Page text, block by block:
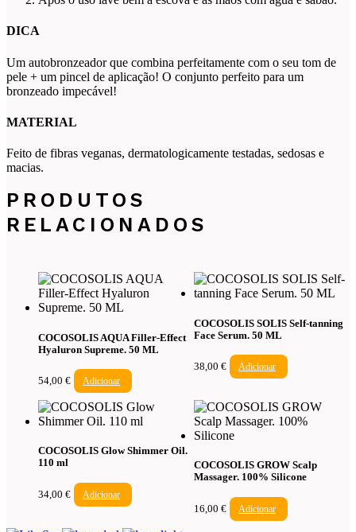
DICA
Um autobronzeador que combina perfeitamente com o seu tom de
pele + um pincel de aplicação! O conjunto perfeito para um
bronzeado impecável!
MATERIAL
Feito de fibras veganas, dermatologicamente testadas, sedosas e
macias.
PRODUTOS
RELACIONADOS
COCOSOLIS AQUA Filler-Effect
Hyaluron Supreme. 50 ML
54,00 € Adicionar
COCOSOLIS SOLIS Self-tanning
Face Serum. 50 ML
38,00 € Adicionar
COCOSOLIS Glow Shimmer Oil.
110 ml
34,00 € Adicionar
COCOSOLIS GROW Scalp
Massager. 100% Silicone
16,00 € Adicionar